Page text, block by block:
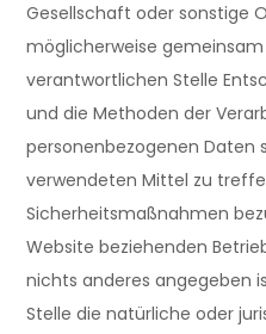
Gesellschaft oder sonstige
möglicherweise
verantwortlichen Stelle
und die Methoden der
personenbezogenen Daten
verwendeten Mittel zu
Sicherheitsmaßnahmen
Website beziehenden
nichts anderes angegeben
Stelle die natürliche oder